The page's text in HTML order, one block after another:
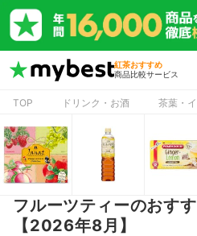
紅茶おすすめ
商品比較サービス
TOP ドリンク・お酒 茶葉・
フルーツティーのおす
【2026年8月】